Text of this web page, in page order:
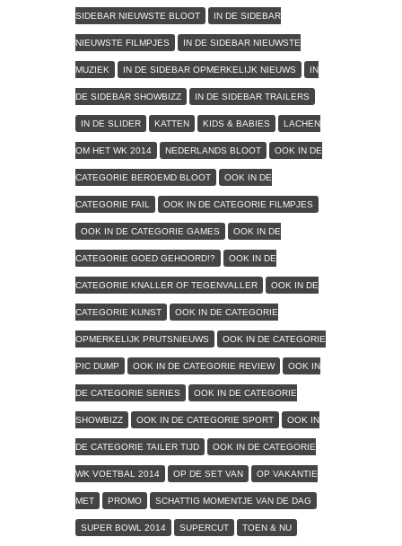
SIDEBAR NIEUWSTE BLOOT IN DE SIDEBAR
NIEUWSTE FILMPJES IN DE SIDEBAR NIEUWSTE
MUZIEK IN DE SIDEBAR OPMERKELIJK NIEUWS IN
DE SIDEBAR SHOWBIZZ IN DE SIDEBAR TRAILERS
IN DE SLIDER KATTEN KIDS & BABIES LACHEN
OM HET WK 2014 NEDERLANDS BLOOT OOK IN DE
CATEGORIE BEROEMD BLOOT OOK IN DE
CATEGORIE FAIL OOK IN DE CATEGORIE FILMPJES
OOK IN DE CATEGORIE GAMES OOK IN DE
CATEGORIE GOED GEHOORD!? OOK IN DE
CATEGORIE KNALLER OF TEGENVALLER OOK IN DE
CATEGORIE KUNST OOK IN DE CATEGORIE
OPMERKELIJK PRUTSNIEUWS OOK IN DE CATEGORIE
PIC DUMP OOK IN DE CATEGORIE REVIEW OOK IN
DE CATEGORIE SERIES OOK IN DE CATEGORIE
SHOWBIZZ OOK IN DE CATEGORIE SPORT OOK IN
DE CATEGORIE TAILER TIJD OOK IN DE CATEGORIE
WK VOETBAL 2014 OP DE SET VAN OP VAKANTIE
MET PROMO SCHATTIG MOMENTJE VAN DE DAG
SUPER BOWL 2014 SUPERCUT TOEN & NU